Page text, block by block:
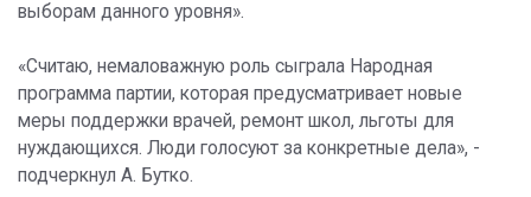
выборам данного уровня».
«Считаю, немаловажную роль сыграла Народная
программа партии, которая предусматривает новые
меры поддержки врачей, ремонт школ, льготы для
нуждающихся. Люди голосуют за конкретные дела», -
подчеркнул А. Бутко.